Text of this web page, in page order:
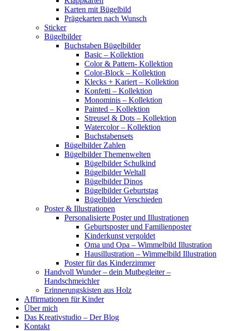
Karten mit Bügelbild
Prägekarten nach Wunsch
Sticker
Bügelbilder
Buchstaben Bügelbilder
Basic – Kollektion
Color & Pattern- Kollektion
Color-Block – Kollektion
Klecks + Kariert – Kollektion
Konfetti – Kollektion
Monominis – Kollektion
Painted – Kollektion
Streusel & Dots – Kollektion
Watercolor – Kollektion
Buchstabensets
Bügelbilder Zahlen
Bügelbilder Themenwelten
Bügelbilder Schulkind
Bügelbilder Weltall
Bügelbilder Dinos
Bügelbilder Geburtstag
Bügelbilder Verschieden
Poster & Illustrationen
Personalisierte Poster und Illustrationen
Geburtsposter und Familienposter
Kinderkunst vergoldet
Oma und Opa – Wimmelbild Illustration
Hausillustration – Wimmelbild Illustration
Poster für das Kinderzimmer
Handvoll Wunder – dein Mutbegleiter –
Handschmeichler
Erinnerungskisten aus Holz
Affirmationen für Kinder
Über mich
Das Kreativstudio – Der Blog
Kontakt